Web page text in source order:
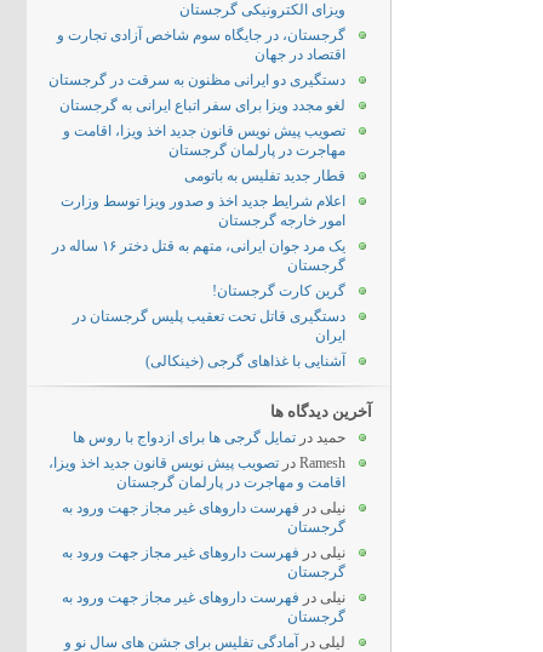
ویزای الکترونیکی گرجستان
گرجستان، در جایگاه سوم شاخص آزادی تجارت و
اقتصاد در جهان
دستگیری دو ایرانی مظنون به سرقت در گرجستان
لغو مجدد ویزا برای سفر اتباع ایرانی به گرجستان
تصویب پیش نویس قانون جدید اخذ ویزا، اقامت و
مهاجرت در پارلمان گرجستان
قطار جدید تفلیس به باتومی
اعلام شرایط جدید اخذ و صدور ویزا توسط وزارت
امور خارجه گرجستان
یک مرد جوان ایرانی، متهم به قتل دختر ۱۶ ساله در
گرجستان
گرین کارت گرجستان!
دستگیری قاتل تحت تعقیب پلیس گرجستان در
ایران
آشنایی با غذاهای گرجی (خینکالی)
آخرین دیدگاه ها
حمید در تمایل گرجی ها برای ازدواج با روس ها
Ramesh در تصویب پیش نویس قانون جدید اخذ ویزا،
اقامت و مهاجرت در پارلمان گرجستان
نیلی در فهرست داروهای غیر مجاز جهت ورود به
گرجستان
نیلی در فهرست داروهای غیر مجاز جهت ورود به
گرجستان
نیلی در فهرست داروهای غیر مجاز جهت ورود به
گرجستان
لیلی در
آمادگی تفلیس برای جشن های سال نو و